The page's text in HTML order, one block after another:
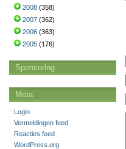
2008 (358)
2007 (362)
2006 (363)
2005 (176)
Sponsoring
Meta
Login
Vermeldingen feed
Reacties feed
WordPress.org